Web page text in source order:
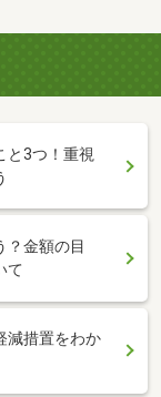
と3つ！重視
？金額の目
て
減措置をわか